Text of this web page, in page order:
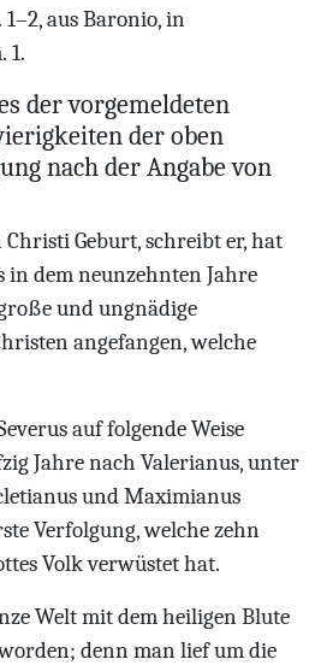
1–2, aus Baronio, in
1.
der vorgemeldeten
der oben
nach der Angabe von
Geburt, schreibt er, hat
in dem neunzehnten Jahre
und ungnädige
angefangen, welche
auf folgende Weise
Jahre nach Valerianus, unter
und Maximianus
Verfolgung, welche zehn
Volk verwüstet hat.
Welt mit dem heiligen Blute
denn man lief um die